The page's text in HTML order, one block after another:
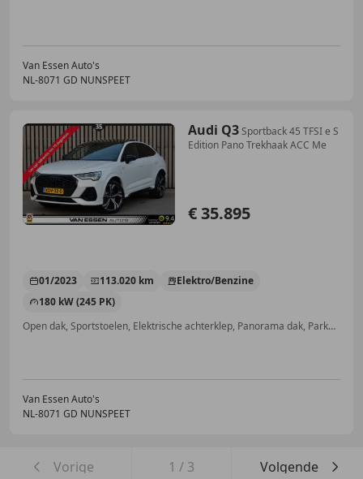
Van Essen Auto's
NL-8071 GD NUNSPEET
Audi Q3Sportback 45 TFSI e S
Edition Pano Trekhaak ACC Me
€ 35.895
01/2023 113.020 km
Elektro/Benzine
180 kW (245 PK)
Open dak, Sportstoelen, Elektrische achterklep, Panorama dak, Parkeerhulp met camera, Elektrische stoelverstelling, Getinte ramen, Geheel digitaal combi-instrument
Van Essen Auto's
NL-8071 GD NUNSPEET
Vorige 1 / 3 Volgende